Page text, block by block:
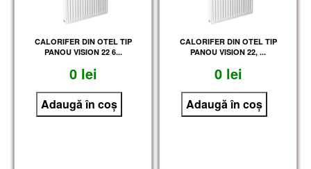
CALORIFER DIN OTEL TIP
PANOU VISION 22 6...
0 lei
CALORIFER DIN OTEL TIP
PANOU VISION 22, ...
0 lei